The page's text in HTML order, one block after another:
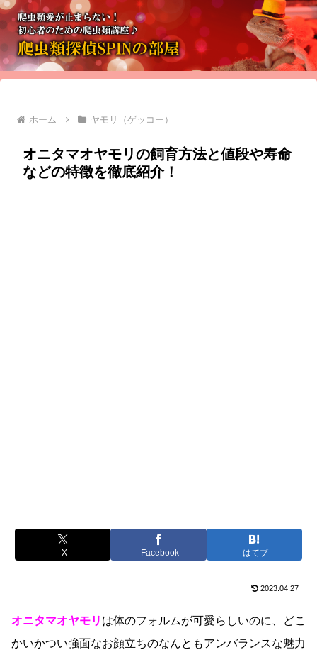
ホーム ヤモリ（ゲッコー）
オニタマオヤモリの飼育方法と値段や寿命
などの特徴を徹底紹介！
X Facebook はてブ
2023.04.27
オニタマオヤモリ は体のフォルムが可愛らしいのに、どこ
かいかつい強面なお顔立ちのなんともアンバランスな魅力